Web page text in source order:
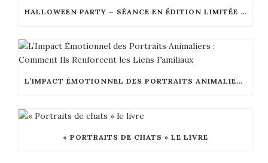
HALLOWEEN PARTY – SÉANCE EN ÉDITION LIMITÉE – OCTOBRE 2024
L’IMPACT ÉMOTIONNEL DES PORTRAITS ANIMALIERS : COMMENT ILS RENFORCENT LES LIENS FAMILIAUX
« PORTRAITS DE CHATS » LE LIVRE